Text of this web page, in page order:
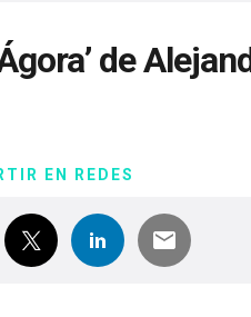
de
EN REDES